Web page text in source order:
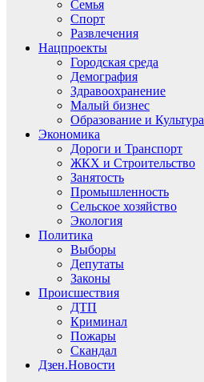
Семья
Спорт
Развлечения
Нацпроекты
Городская среда
Демография
Здравоохранение
Малый бизнес
Образование и Культура
Экономика
Дороги и Транспорт
ЖКХ и Строительство
Занятость
Промышленность
Сельское хозяйство
Экология
Политика
Выборы
Депутаты
Законы
Происшествия
ДТП
Криминал
Пожары
Скандал
Дзен.Новости